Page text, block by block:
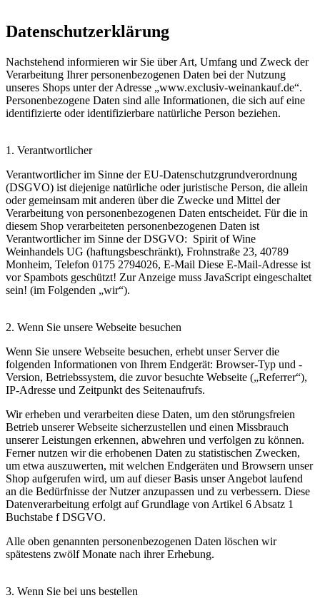
Datenschutzerklärung
Nachstehend informieren wir Sie über Art, Umfang und Zweck der
Verarbeitung Ihrer personenbezogenen Daten bei der Nutzung
unseres Shops unter der Adresse „www.exclusiv-weinankauf.de“.
Personenbezogene Daten sind alle Informationen, die sich auf eine
identifizierte oder identifizierbare natürliche Person beziehen.
1. Verantwortlicher
Verantwortlicher im Sinne der EU-Datenschutzgrundverordnung
(DSGVO) ist diejenige natürliche oder juristische Person, die allein
oder gemeinsam mit anderen über die Zwecke und Mittel der
Verarbeitung von personenbezogenen Daten entscheidet. Für die in
diesem Shop verarbeiteten personenbezogenen Daten ist
Verantwortlicher im Sinne der DSGVO: Spirit of Wine
Weinhandels UG (haftungsbeschränkt), Frohnstraße 23, 40789
Monheim, Telefon 0175 2794026, E-Mail Diese E-Mail-Adresse ist
vor Spambots geschützt! Zur Anzeige muss JavaScript eingeschaltet
sein! (im Folgenden „wir“).
2. Wenn Sie unsere Webseite besuchen
Wenn Sie unsere Webseite besuchen, erhebt unser Server die
folgenden Informationen von Ihrem Endgerät: Browser-Typ und -
Version, Betriebssystem, die zuvor besuchte Webseite („Referrer“),
IP-Adresse und Zeitpunkt des Seitenaufrufs.
Wir erheben und verarbeiten diese Daten, um den störungsfreien
Betrieb unserer Webseite sicherzustellen und einen Missbrauch
unserer Leistungen erkennen, abwehren und verfolgen zu können.
Ferner nutzen wir die erhobenen Daten zu statistischen Zwecken,
um etwa auszuwerten, mit welchen Endgeräten und Browsern unser
Shop aufgerufen wird, um auf dieser Basis unser Angebot laufend
an die Bedürfnisse der Nutzer anzupassen und zu verbessern. Diese
Datenverarbeitung erfolgt auf Grundlage von Artikel 6 Absatz 1
Buchstabe f DSGVO.
Alle oben genannten personenbezogenen Daten löschen wir
spätestens zwölf Monate nach ihrer Erhebung.
3. Wenn Sie bei uns bestellen